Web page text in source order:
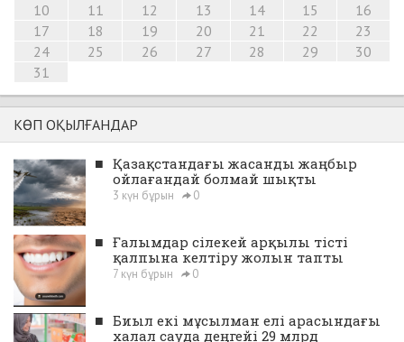
10
11 12 13 14 15
16
17
18 19 20 21 22
23
24
25 26 27 28 29
30
31
КӨП ОҚЫЛҒАНДАР
■ Қазақстандағы жасанды жаңбыр
ойлағандай болмай шықты
3 күн бұрын 0
■ Ғалымдар сілекей арқылы тісті
қалпына келтіру жолын тапты
7 күн бұрын 0
■ Биыл екі мұсылман елі арасындағы
халал сауда деңгейі 29 млрд